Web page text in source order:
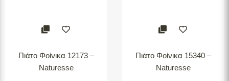
Πιάτο Φοίνικα 12173 –
Naturesse
Πιάτο Φοίνικα 15340 –
Naturesse